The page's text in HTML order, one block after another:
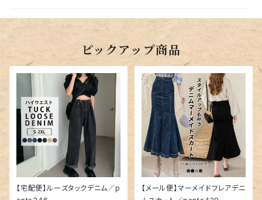
ピックアップ商品
【宅配便】ルーズタックデニム／p
【メール便】マーメイドフレアデニ